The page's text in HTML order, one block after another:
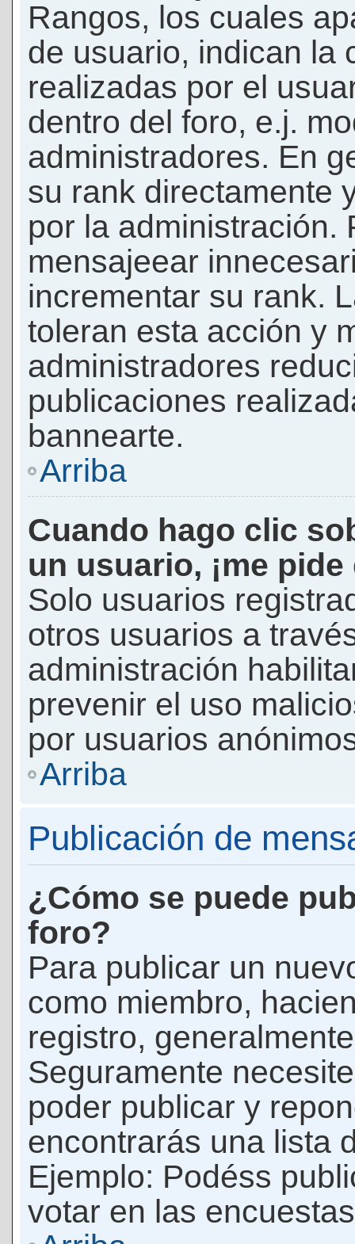
Rangos, los cuales
de usuario, indican la
realizadas por el
dentro del foro, e.j.
administradores. En
su rank directamente
por la administración.
mensajeear
incrementar su rank.
toleran esta acción y
administradores
publicaciones
bannearte.
Arriba
Cuando hago clic
un usuario, ¡me
Solo usuarios
otros usuarios a
administración
prevenir el uso
por usuarios
Arriba
Publicación de
¿Cómo se puede
foro?
Para publicar un
como miembro,
registro,
Seguramente
poder publicar y
encontrarás una lista
Ejemplo: Podéss
votar en las